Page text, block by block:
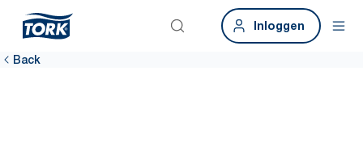
Inloggen
Back